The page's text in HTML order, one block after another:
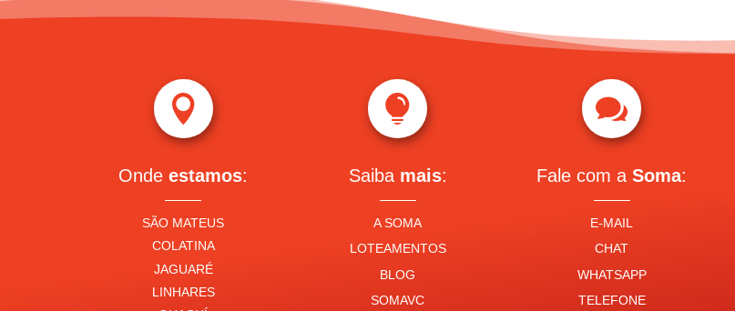

Ondeestamos:
SÃO MATEUS
COLATINA
JAGUARÉ
LINHARES

Saiba mais:
A SOMA
LOTEAMENTOS
BLOG
SOMAVC

Fale com aSoma:
E-MAIL
CHAT
WHATSAPP
TELEFONE